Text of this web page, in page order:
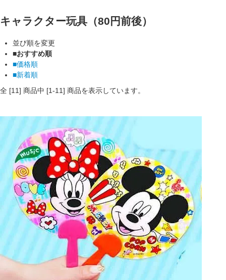
キャラクター玩具（80円前後）
並び順を変更
■おすすめ順
■価格順
■新着順
全 [11] 商品中 [1-11] 商品を表示しています。